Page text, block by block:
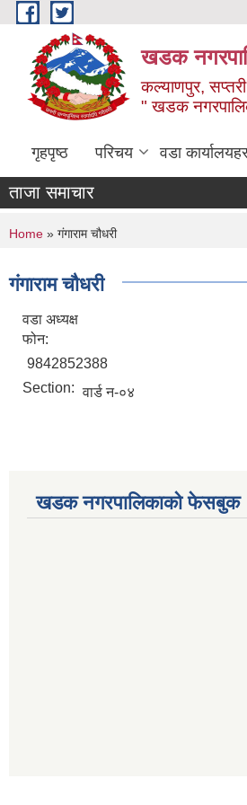
Skip to main content
खडक
कल्याणपुर,
" खडक
गृहपृष्ठ परिचय वडा
ताजा समाचार
You are here
Home » गंगाराम चौधरी
गंगाराम चौधरी
वडा अध्यक्ष
फोन:
9842852388
Section: वार्ड न-०४
खडक नगरपालिकाको फेसबुक